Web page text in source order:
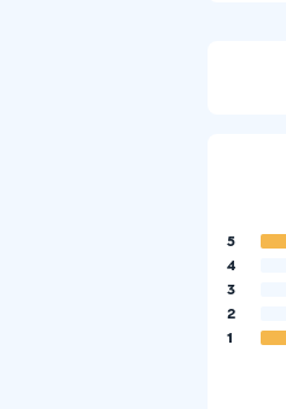
5
4
3
2
1